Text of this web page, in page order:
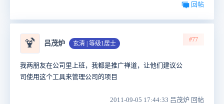
回帖
🍹 吕茂炉 玄清 | 等级1居士
#77
我两朋友在公司里上班，我都是推广禅道，让他们建议公
司使用这个工具来管理公司的项目
2011-09-05 17:44:33 吕茂炉 回帖